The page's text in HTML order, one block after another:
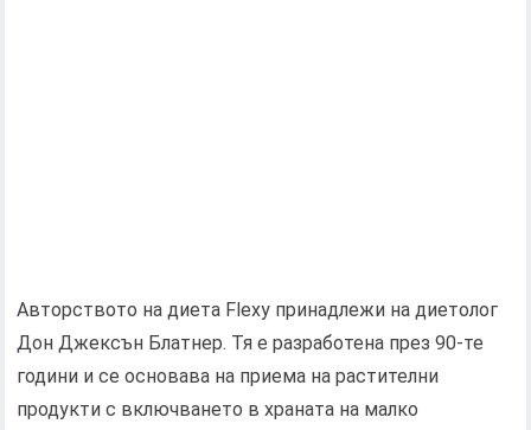
Авторството на диета Flexy принадлежи на диетолог
Дон Джексън Блатнер. Тя е разработена през 90-те
години и се основава на приема на растителни
продукти с включването в храната на малко